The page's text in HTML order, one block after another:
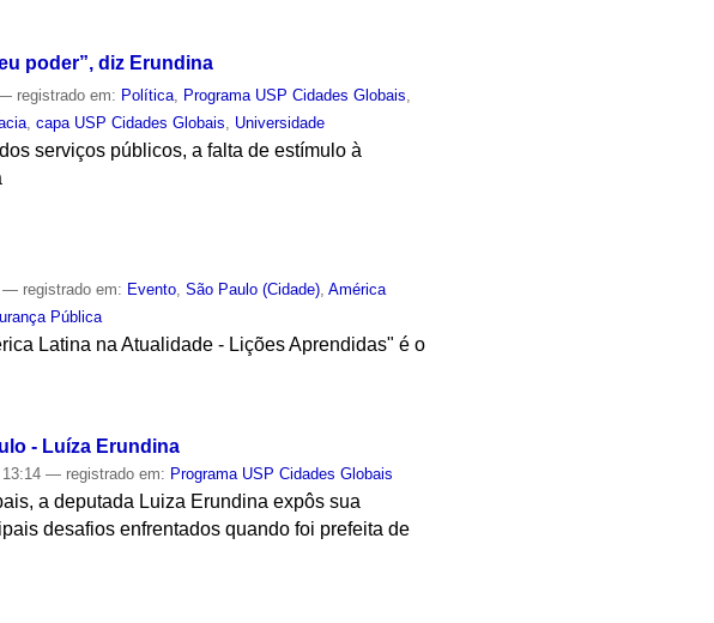
poder”, diz Erundina
registrado em: Política, Programa USP Cidades Globais,
,capa USP Cidades Globais, Universidade
serviços públicos, a falta de estímulo à
— registrado em: Evento,São Paulo (Cidade),América
Pública
Latina na Atualidade - Lições Aprendidas" é o
- Luíza Erundina
13:14— registrado em: Programa USP Cidades Globais
a deputada Luiza Erundina expôs sua
desafios enfrentados quando foi prefeita de